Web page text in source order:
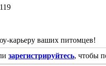
карьеру ваших питомцев!
зарегистрируйтесь, чтобы